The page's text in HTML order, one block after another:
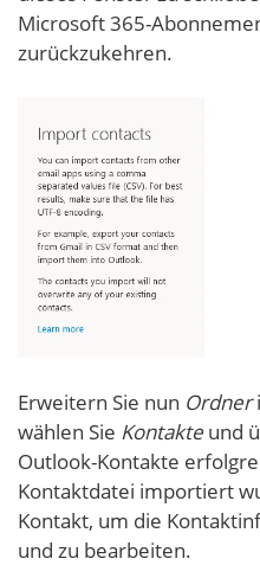
Microsoft 365-
zurückzukehren.
Erweitern Sie nun Ordner
wählen Sie Kontakte und
Outlook-Kontakte
Kontaktdatei importiert
Kontakt, um die
und zu bearbeiten.